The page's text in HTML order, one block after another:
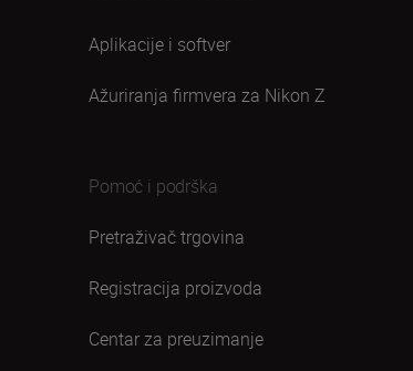
Aplikacije i softver
Ažuriranja firmvera za Nikon Z
Pomoć i podrška
Pretraživač trgovina
Registracija proizvoda
Centar za preuzimanje